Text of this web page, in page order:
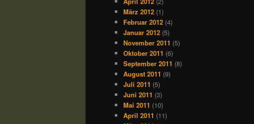
März 2012 (1)
Februar 2012 (4)
Januar 2012 (5)
November 2011 (5)
Oktober 2011 (6)
September 2011 (8)
August 2011 (9)
Juli 2011 (5)
Juni 2011 (3)
Mai 2011 (10)
April 2011 (11)